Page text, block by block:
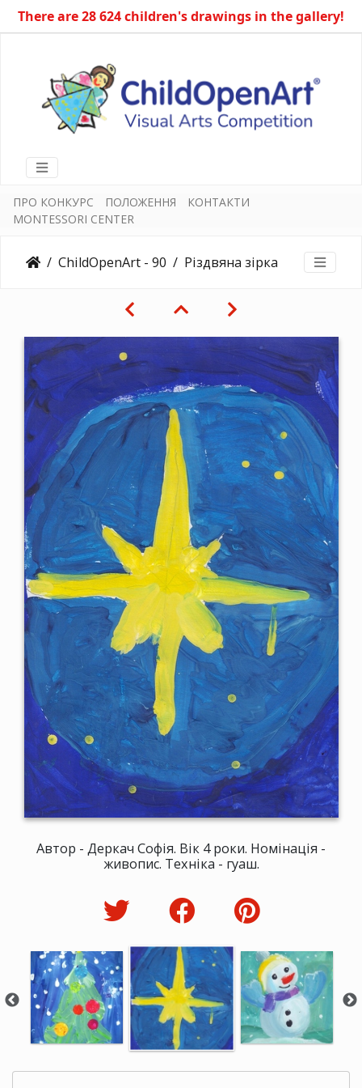
There are 28 624 children's drawings in the gallery!
ПРО КОНКУРС ПОЛОЖЕННЯ
КОНТАКТИ
MONTESSORI CENTER
ChildOpenArt - 90 Різдвяна зірка
Автор - Деркач Софія. Вік 4 роки. Номінація -
живопис. Техніка - гуаш.